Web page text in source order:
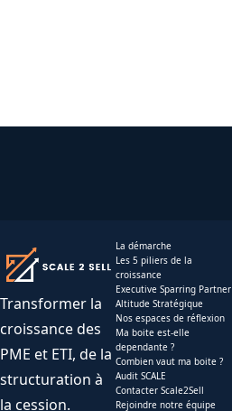
Transformer la
croissance des
PME et ETI, de la
structuration à
la cession.
La démarche
Les 5 piliers de la
croissance
Executive Sparring Partner
Altitude Stratégique
Nos espaces de réflexion
Ma boite est-elle
dependante ?
Combien vaut ma boite ?
Audit SCALE
Contacter Scale2Sell
Rejoindre notre équipe